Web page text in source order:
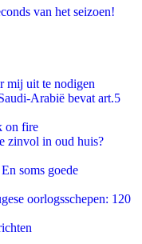
van het seizoen!
mij uit te nodigen
Arabië bevat art.5
on fire
zinvol in oud huis?
soms goede
oorlogsschepen: 120